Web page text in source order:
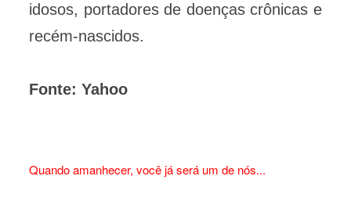
idosos, portadores de doenças crônicas e
recém-nascidos.
Fonte: Yahoo
Quando amanhecer, você já será um de nós...